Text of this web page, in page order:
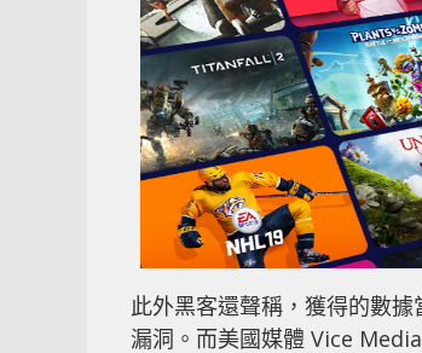
此外黑客還聲稱，獲得的數
漏洞。而美國媒體 Vice